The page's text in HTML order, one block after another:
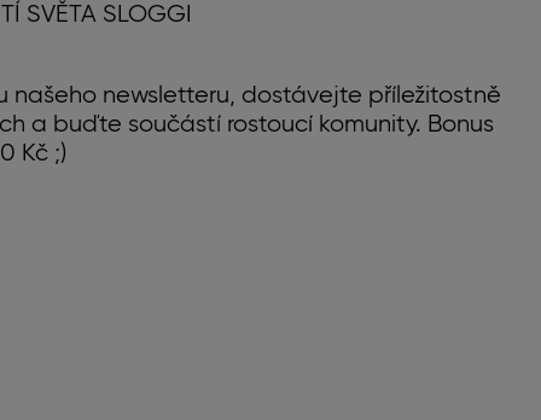
SVĚTA SLOGGI
našeho newsletteru, dostávejte příležitostně
a buďte součástí rostoucí komunity. Bonus
Kč ;)